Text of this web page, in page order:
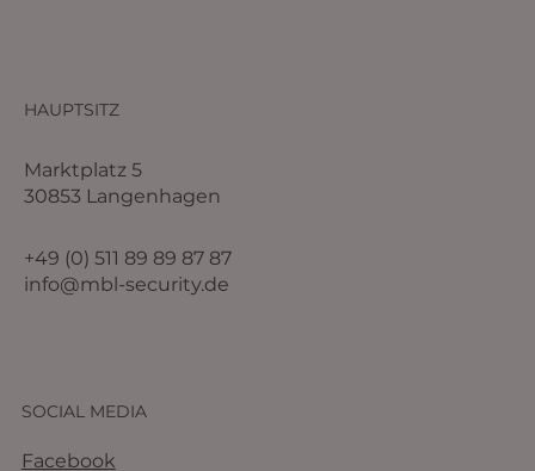
+49 (0) 511 89 89 87 87
info@mbl-security.de
Marktplatz 5
30853 Langenhagen
HAUPTSITZ
SOCIAL MEDIA
Facebook